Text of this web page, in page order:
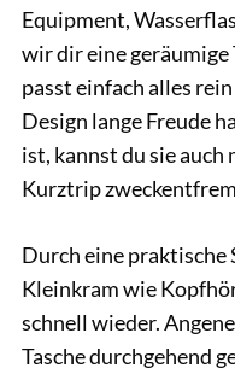
Equipment,
wir dir eine geräumige
passt einfach alles
Design lange Freude
ist, kannst du sie auch
Kurztrip
Durch eine praktische
Kleinkram wie
schnell wieder.
Tasche durchgehend